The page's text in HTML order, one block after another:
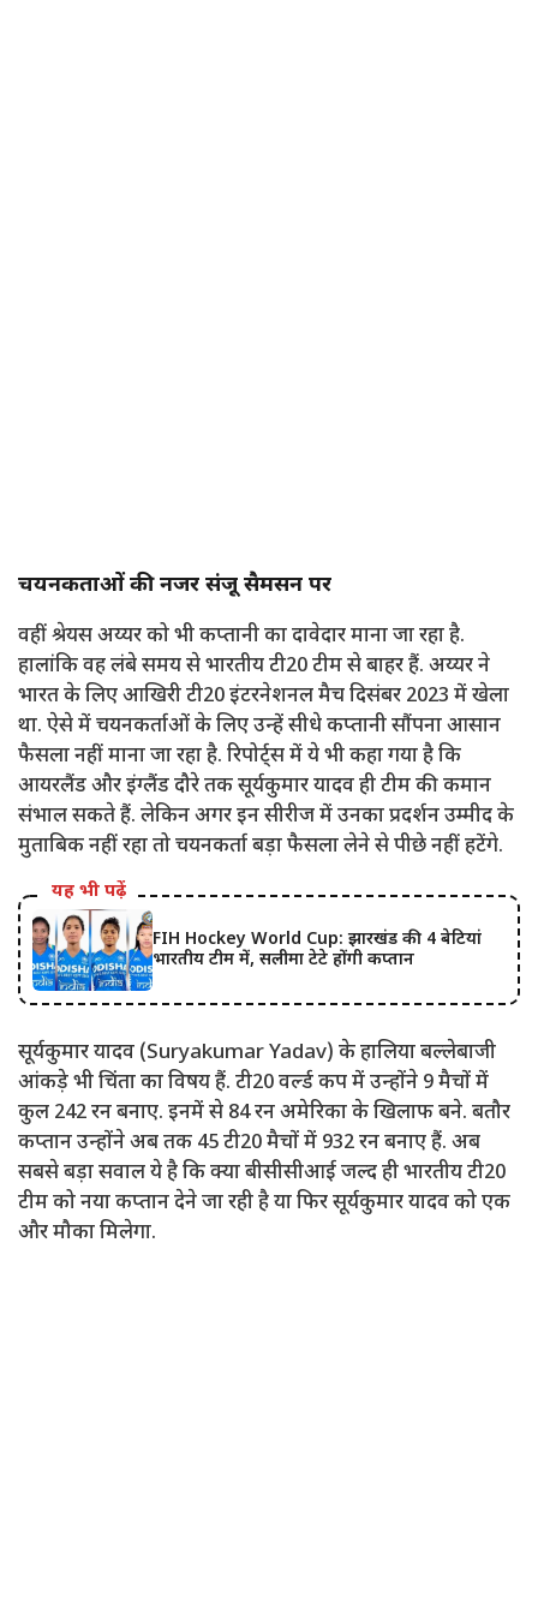
चयनकर्ताओं की नजर संजू सैमसन पर
वहीं श्रेयस अय्यर को भी कप्तानी का दावेदार माना जा रहा है.
हालांकि वह लंबे समय से भारतीय टी20 टीम से बाहर हैं. अय्यर ने
भारत के लिए आखिरी टी20 इंटरनेशनल मैच दिसंबर 2023 में खेला
था. ऐसे में चयनकर्ताओं के लिए उन्हें सीधे कप्तानी सौंपना आसान
फैसला नहीं माना जा रहा है. रिपोर्ट्स में ये भी कहा गया है कि
आयरलैंड और इंग्लैंड दौरे तक सूर्यकुमार यादव ही टीम की कमान
संभाल सकते हैं. लेकिन अगर इन सीरीज में उनका प्रदर्शन उम्मीद के
मुताबिक नहीं रहा तो चयनकर्ता बड़ा फैसला लेने से पीछे नहीं हटेंगे.
यह भी पढ़ें
FIH Hockey World Cup: झारखंड की 4 बेटियां
भारतीय टीम में, सलीमा टेटे होंगी कप्तान
सूर्यकुमार यादव (Suryakumar Yadav) के हालिया बल्लेबाजी
आंकड़े भी चिंता का विषय हैं. टी20 वर्ल्ड कप में उन्होंने 9 मैचों में
कुल 242 रन बनाए. इनमें से 84 रन अमेरिका के खिलाफ बने. बतौर
कप्तान उन्होंने अब तक 45 टी20 मैचों में 932 रन बनाए हैं. अब
सबसे बड़ा सवाल ये है कि क्या बीसीसीआई जल्द ही भारतीय टी20
टीम को नया कप्तान देने जा रही है या फिर सूर्यकुमार यादव को एक
और मौका मिलेगा.